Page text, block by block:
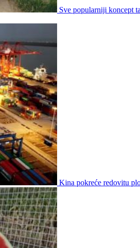
Sve popularniji koncept
Kina pokreće redovitu